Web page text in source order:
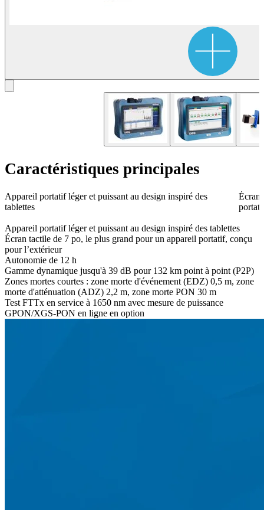
Caractéristiques principales
Appareil portatif léger et puissant au design inspiré des
tablettes
Écran
Appareil portatif léger et puissant au design inspiré des tablettes
Écran tactile de 7 po, le plus grand pour un appareil portatif, conçu
pour l’extérieur
Autonomie de 12 h
Gamme dynamique jusqu'à 39 dB pour 132 km point à point (P2P)
Zones mortes courtes : zone morte d'événement (EDZ) 0,5 m, zone
morte d'atténuation (ADZ) 2,2 m, zone morte PON 30 m
Test FTTx en service à 1650 nm avec mesure de puissance
GPON/XGS-PON en ligne en option